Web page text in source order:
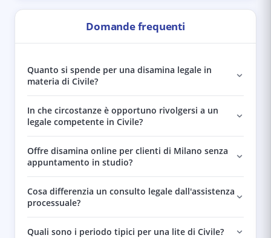
Domande frequenti
Quanto si spende per una disamina legale in
materia di Civile?
In che circostanze è opportuno rivolgersi a un
legale competente in Civile?
Offre disamina online per clienti di Milano senza
appuntamento in studio?
Cosa differenzia un consulto legale dall'assistenza
processuale?
Quali sono i periodo tipici per una lite di Civile?